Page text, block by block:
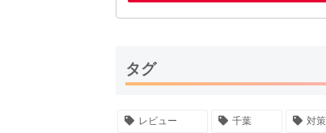
タグ
レビュー 千葉 対策